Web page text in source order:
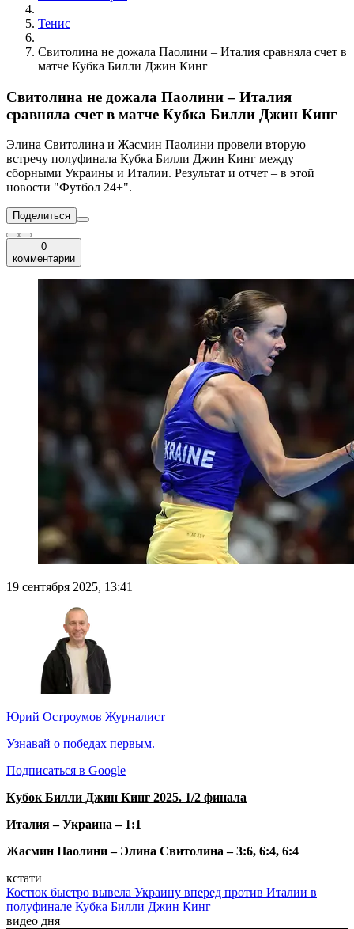
Тенис
Свитолина не дожала Паолини – Италия сравняла счет в
матче Кубка Билли Джин Кинг
Свитолина не дожала Паолини – Италия
сравняла счет в матче Кубка Билли Джин Кинг
Элина Свитолина и Жасмин Паолини провели вторую
встречу полуфинала Кубка Билли Джин Кинг между
сборными Украины и Италии. Результат и отчет – в этой
новости "Футбол 24+".
Поделиться
0
комментарии
19 сентября 2025, 13:41
Юрий Остроумов Журналист
Узнавай о победах первым.
Подписаться в Google
Кубок Билли Джин Кинг 2025. 1/2 финала
Италия – Украина – 1:1
Жасмин Паолини – Элина Свитолина – 3:6, 6:4, 6:4
кстати
Костюк быстро вывела Украину вперед против Италии в
полуфинале Кубка Билли Джин Кинг
видео дня